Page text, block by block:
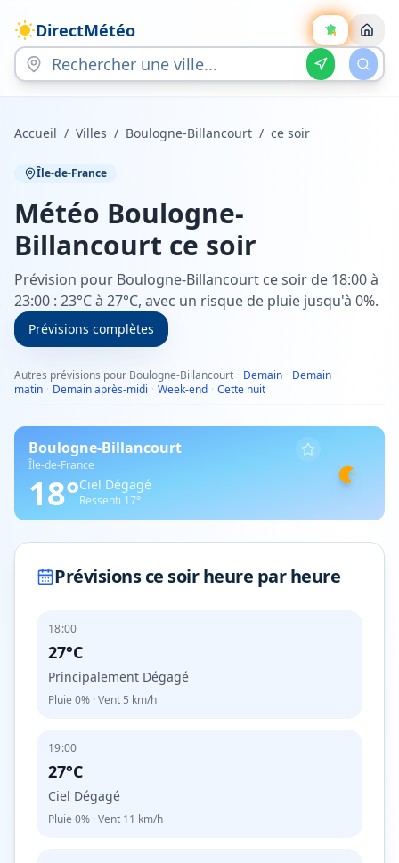
DirectMétéo
Accueil / Villes / Boulogne-Billancourt / ce soir
Île-de-France
Météo Boulogne-
Billancourt ce soir
Prévision pour Boulogne-Billancourt ce soir de 18:00 à
23:00 : 23°C à 27°C, avec un risque de pluie jusqu'à 0%.
Prévisions complètes
Autres prévisions pour Boulogne-Billancourt · Demain · Demain
matin · Demain après-midi · Week-end · Cette nuit
Boulogne-Billancourt
Île-de-France
18°Ciel Dégagé
Ressenti 17°
Prévisions ce soir heure par heure
18:00
27°C
Principalement Dégagé
Pluie 0% · Vent 5 km/h
19:00
27°C
Ciel Dégagé
Pluie 0% · Vent 11 km/h